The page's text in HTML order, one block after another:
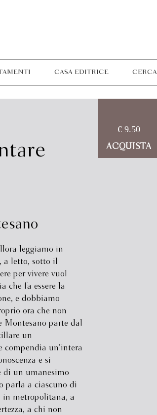
CASA EDITRICE CERCA
leggiamo in
a letto, sotto il
per vivere vuol
che fa essere la
e dobbiamo
ora che non
Montesano parte dal
un
compendia un’intera
e si
di un umanesimo
parla a ciascuno di
metropolitana, a
a chi non
€ 9.50
ACQUISTA